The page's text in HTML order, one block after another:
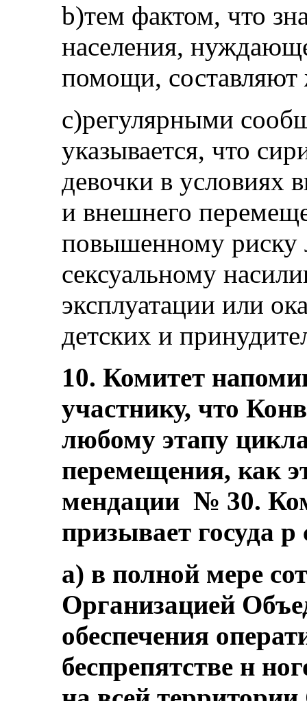
b)тем фактом, что
населения,
помощи,
с)регулярными
указывается, что
девочки в условиях
и внешнего
повышенному риску
сексуальному
эксплуатации или
детских и
10. Комитет
участнику, что
любому этапу
перемещения, как
мендации № 30.
призывает госуда
а) в полной мере
Организацией
обеспечения
беспрепятстве н